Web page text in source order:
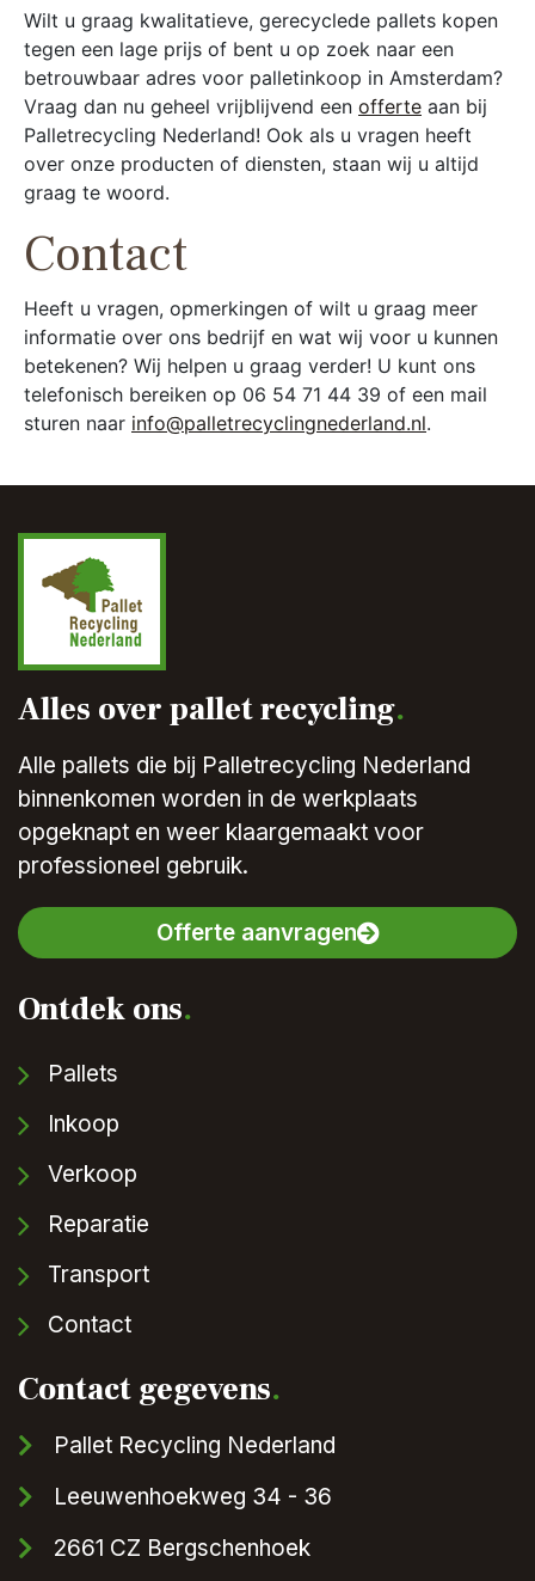
Wilt u graag kwalitatieve, gerecyclede pallets kopen
tegen een lage prijs of bent u op zoek naar een
betrouwbaar adres voor palletinkoop in Amsterdam?
Vraag dan nu geheel vrijblijvend een offerte aan bij
Palletrecycling Nederland! Ook als u vragen heeft
over onze producten of diensten, staan wij u altijd
graag te woord.
Contact
Heeft u vragen, opmerkingen of wilt u graag meer
informatie over ons bedrijf en wat wij voor u kunnen
betekenen? Wij helpen u graag verder! U kunt ons
telefonisch bereiken op 06 54 71 44 39 of een mail
sturen naar info@palletrecyclingnederland.nl.
Alles over pallet recycling.
Alle pallets die bij Palletrecycling Nederland
binnenkomen worden in de werkplaats
opgeknapt en weer klaargemaakt voor
professioneel gebruik.
Offerte aanvragen
Ontdek ons.
Pallets
Inkoop
Verkoop
Reparatie
Transport
Contact
Contact gegevens.
Pallet Recycling Nederland
Leeuwenhoekweg 34 - 36
2661 CZ Bergschenhoek